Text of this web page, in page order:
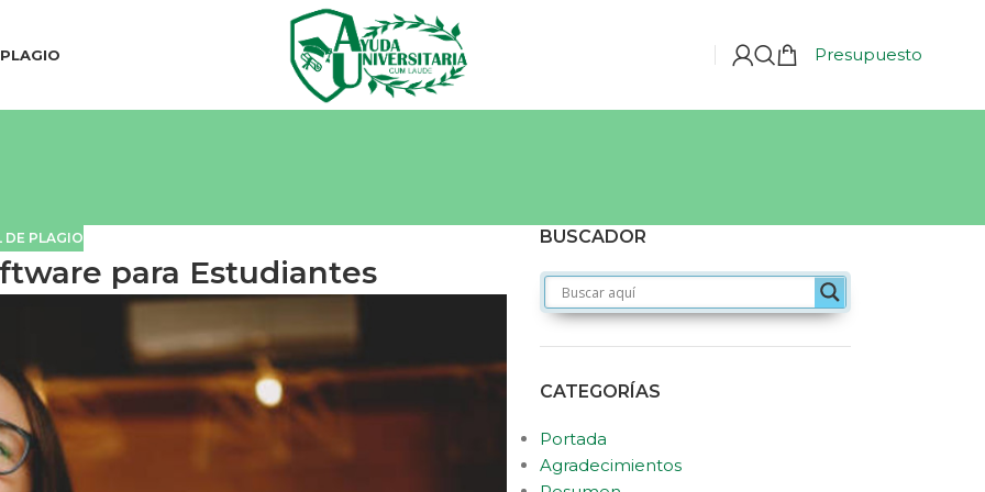
Presupuesto
DE PLAGIO
para Estudiantes
BUSCADOR
CATEGORÍAS
Portada
Agradecimientos